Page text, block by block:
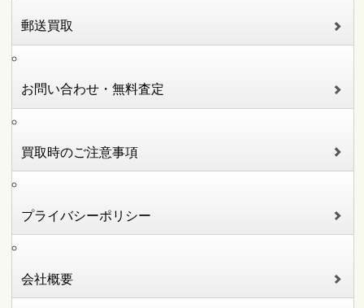
郵送買取
お問い合わせ・無料査定
買取時のご注意事項
プライバシーポリシー
会社概要